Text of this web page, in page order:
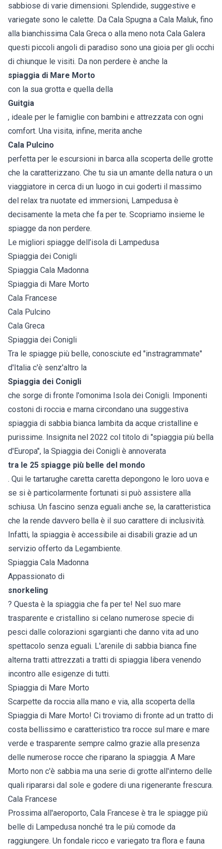
sabbiose di varie dimensioni. Splendide, suggestive e
variegate sono le calette. Da Cala Spugna a Cala Maluk, fino
alla bianchissima Cala Greca o alla meno nota Cala Galera
questi piccoli angoli di paradiso sono una gioia per gli occhi
di chiunque le visiti. Da non perdere è anche la
spiaggia di Mare Morto
con la sua grotta e quella della
Guitgia
, ideale per le famiglie con bambini e attrezzata con ogni
comfort. Una visita, infine, merita anche
Cala Pulcino
perfetta per le escursioni in barca alla scoperta delle grotte
che la caratterizzano. Che tu sia un amante della natura o un
viaggiatore in cerca di un luogo in cui goderti il massimo
del relax tra nuotate ed immersioni, Lampedusa è
decisamente la meta che fa per te. Scopriamo insieme le
spiagge da non perdere.
Le migliori spiagge dell’isola di Lampedusa
Spiaggia dei Conigli
Spiaggia Cala Madonna
Spiaggia di Mare Morto
Cala Francese
Cala Pulcino
Cala Greca
Spiaggia dei Conigli
Tra le spiagge più belle, conosciute ed "instragrammate"
d'Italia c'è senz'altro la
Spiaggia dei Conigli
che sorge di fronte l'omonima Isola dei Conigli. Imponenti
costoni di roccia e marna circondano una suggestiva
spiaggia di sabbia bianca lambita da acque cristalline e
purissime. Insignita nel 2022 col titolo di "spiaggia più bella
d'Europa", la Spiaggia dei Conigli è annoverata
tra le 25 spiagge più belle del mondo
. Qui le tartarughe caretta caretta depongono le loro uova e
se si è particolarmente fortunati si può assistere alla
schiusa. Un fascino senza eguali anche se, la caratteristica
che la rende davvero bella è il suo carattere di inclusività.
Infatti, la spiaggia è accessibile ai disabili grazie ad un
servizio offerto da Legambiente.
Spiaggia Cala Madonna
Appassionato di
snorkeling
? Questa è la spiaggia che fa per te! Nel suo mare
trasparente e cristallino si celano numerose specie di
pesci dalle colorazioni sgargianti che danno vita ad uno
spettacolo senza eguali. L'arenile di sabbia bianca fine
alterna tratti attrezzati a tratti di spiaggia libera venendo
incontro alle esigenze di tutti.
Spiaggia di Mare Morto
Scarpette da roccia alla mano e via, alla scoperta della
Spiaggia di Mare Morto! Ci troviamo di fronte ad un tratto di
costa bellissimo e caratteristico tra rocce sul mare e mare
verde e trasparente sempre calmo grazie alla presenza
delle numerose rocce che riparano la spiaggia. A Mare
Morto non c'è sabbia ma una serie di grotte all'interno delle
quali ripararsi dal sole e godere di una rigenerante frescura.
Cala Francese
Prossima all'aeroporto, Cala Francese è tra le spiagge più
belle di Lampedusa nonché tra le più comode da
raggiungere. Un fondale ricco e variegato tra flora e fauna